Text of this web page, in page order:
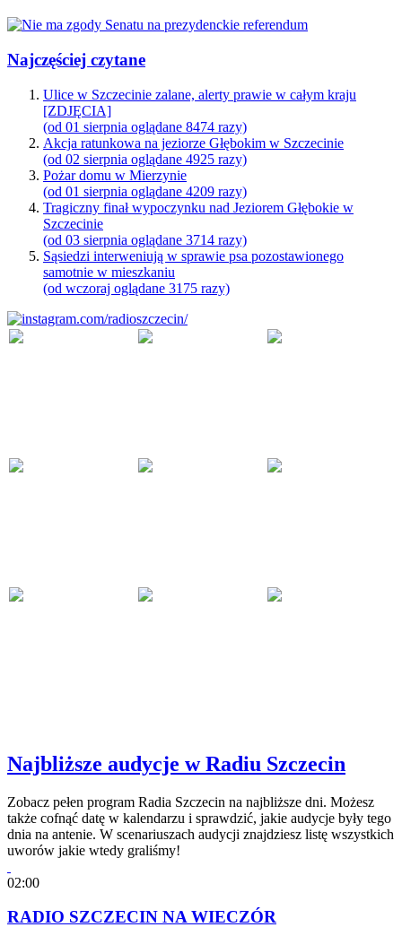
Najczęściej czytane
Ulice w Szczecinie zalane, alerty prawie w całym kraju
[ZDJĘCIA]
(od 01 sierpnia oglądane 8474 razy)
Akcja ratunkowa na jeziorze Głębokim w Szczecinie
(od 02 sierpnia oglądane 4925 razy)
Pożar domu w Mierzynie
(od 01 sierpnia oglądane 4209 razy)
Tragiczny finał wypoczynku nad Jeziorem Głębokie w
Szczecinie
(od 03 sierpnia oglądane 3714 razy)
Sąsiedzi interweniują w sprawie psa pozostawionego
samotnie w mieszkaniu
(od wczoraj oglądane 3175 razy)
Najbliższe audycje w Radiu Szczecin
Zobacz pełen program Radia Szczecin na najbliższe dni. Możesz
także cofnąć datę w kalendarzu i sprawdzić, jakie audycje były tego
dnia na antenie. W scenariuszach audycji znajdziesz listę wszystkich
uworów jakie wtedy graliśmy!
02:00
RADIO SZCZECIN NA WIECZÓR